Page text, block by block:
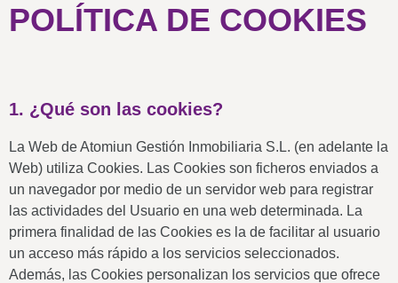
POLÍTICA DE COOKIES
1. ¿Qué son las cookies?
La Web de Atomiun Gestión Inmobiliaria S.L. (en adelante la
Web) utiliza Cookies. Las Cookies son ficheros enviados a
un navegador por medio de un servidor web para registrar
las actividades del Usuario en una web determinada. La
primera finalidad de las Cookies es la de facilitar al usuario
un acceso más rápido a los servicios seleccionados.
Además, las Cookies personalizan los servicios que ofrece